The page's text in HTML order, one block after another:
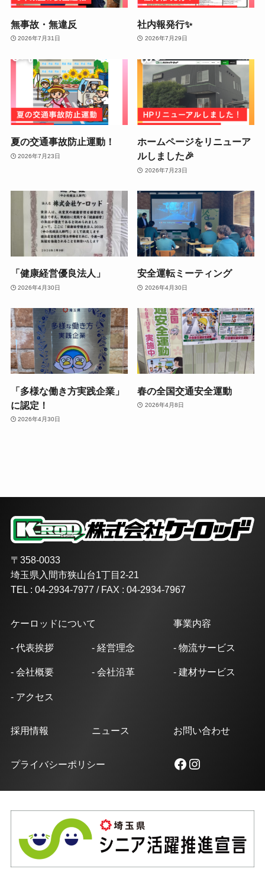
無事故・無違反
2026年7月31日
社内報発行✨
2026年7月29日
夏の交通事故防止運動！
2026年7月23日
ホームページをリニューア
ルしました🎉
2026年7月23日
「健康経営優良法人」
2026年4月30日
安全運転ミーティング
2026年4月30日
「多様な働き方実践企業」
に認定！
2026年4月30日
春の全国交通安全運動
2026年4月8日
〒358-0033
埼玉県入間市狭山台1丁目2-21
TEL : 04-2934-7977 / FAX : 04-2934-7967
ケーロッドについて
- 代表挨拶
- 会社概要
- アクセス
- 経営理念
- 会社沿革
事業内容
- 物流サービス
- 建材サービス
採用情報 ニュース お問い合わせ
プライバシーポリシー Facebook Instagram